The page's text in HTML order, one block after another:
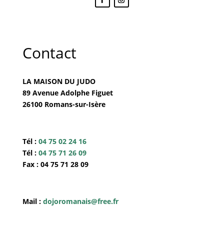
Contact
LA MAISON DU JUDO
89 Avenue Adolphe Figuet
26100 Romans-sur-Isère
Tél : 04 75 02 24 16
Tél : 04 75 71 26 09
Fax : 04 75 71 28 09
Mail : dojoromanais@free.fr